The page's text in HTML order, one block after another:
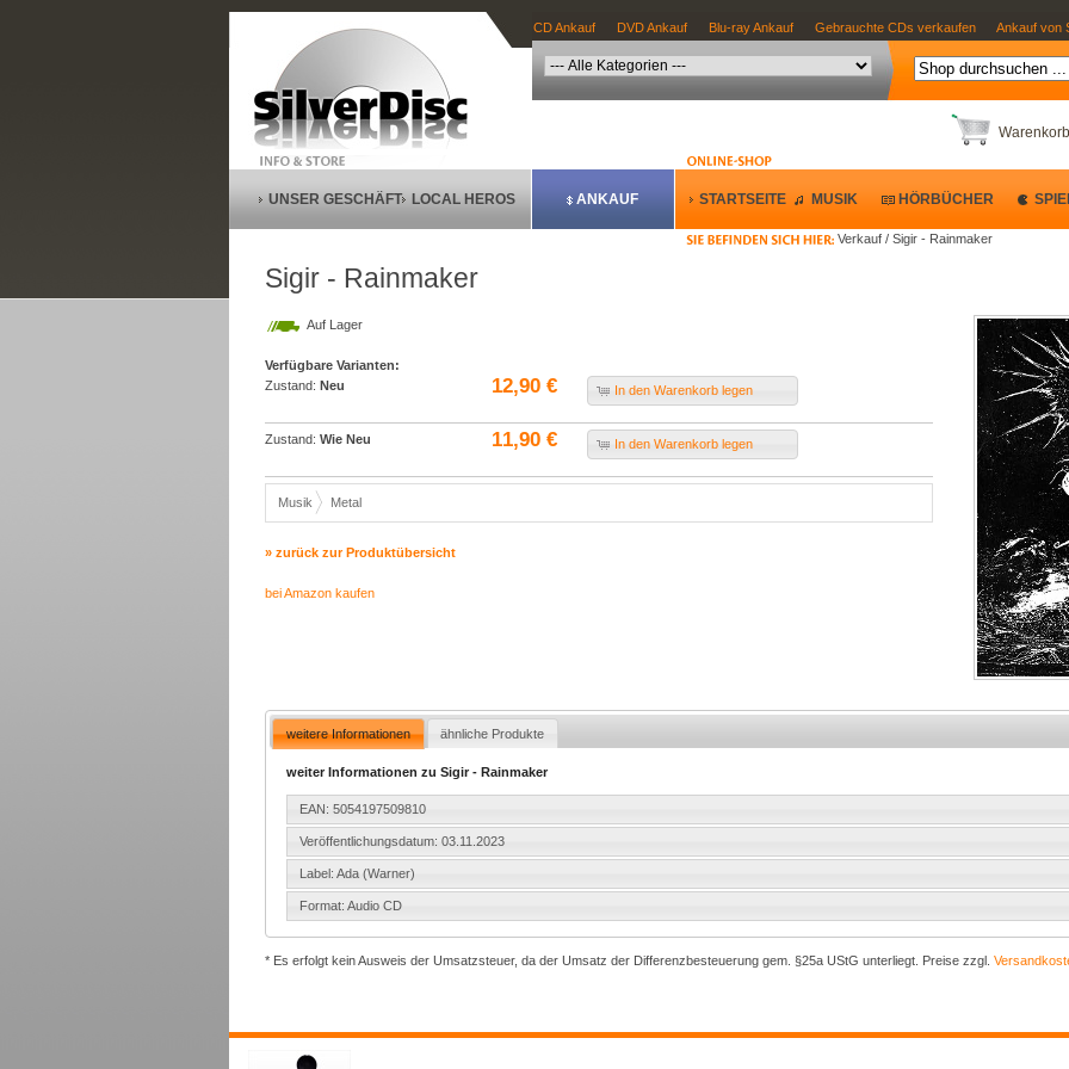
CD Ankauf DVD Ankauf Blu-ray Ankauf Gebrauchte CDs verkaufen Ankauf von
Warenkorb
Verkauf / Sigir - Rainmaker
UNSER GESCHÄFT LOCAL HEROS ANKAUF STARTSEITE MUSIK HÖRBÜCHER
Sigir - Rainmaker
Auf Lager
Verfügbare Varianten:
Zustand: Neu 12,90 € In den Warenkorb legen
Zustand: Wie Neu 11,90 € In den Warenkorb legen
Musik Metal
» zurück zur Produktübersicht
bei Amazon kaufen
weitere Informationen ähnliche Produkte
weiter Informationen zu Sigir - Rainmaker
EAN: 5054197509810
Veröffentlichungsdatum: 03.11.2023
Label: Ada (Warner)
Format: Audio CD
* Es erfolgt kein Ausweis der Umsatzsteuer, da der Umsatz der Differenzbesteuerung gem. §25a UStG unterliegt. Preise zzgl.